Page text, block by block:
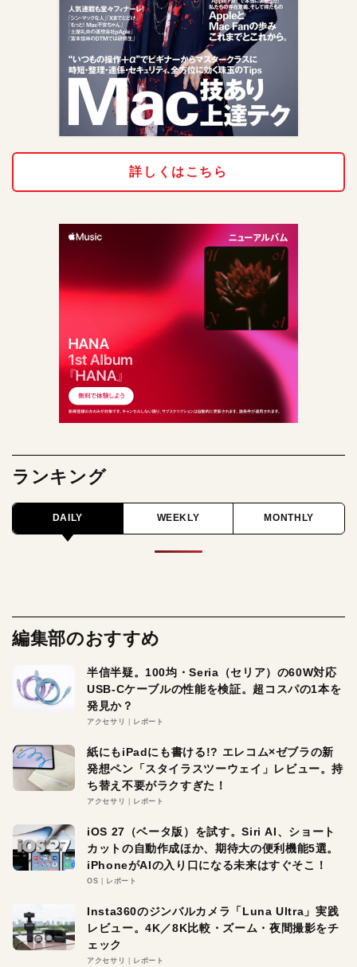
詳しくはこちら
ランキング
DAILY WEEKLY MONTHLY
編集部のおすすめ
半信半疑。100均・Seria（セリア）の60W対応
USB-Cケーブルの性能を検証。超コスパの1本を
発見か？
アクセサリ レポート
紙にもiPadにも書ける!? エレコム×ゼブラの新
発想ペン「スタイラスツーウェイ」レビュー。持
ち替え不要がラクすぎた！
アクセサリ レポート
iOS 27（ベータ版）を試す。Siri AI、ショート
カットの自動作成ほか、期待大の便利機能5選。
iPhoneがAIの入り口になる未来はすぐそこ！
OS レポート
Insta360のジンバルカメラ「Luna Ultra」実践
レビュー。4K／8K比較・ズーム・夜間撮影をチ
ェック
アクセサリ レポート